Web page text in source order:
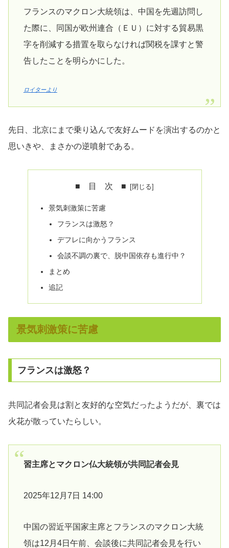
フランスのマクロン大統領は、中国を先週訪問し
た際に、同国が欧州連合（ＥＵ）に対する貿易黒
字を削減する措置を取らなければ関税を課すと警
告したことを明らかにした。
ロイターより
先日、北京にまで乗り込んで友好ムードを演出するのかと
思いきや、まさかの逆噴射である。
■ 目 次 ■
景気刺激策に苦慮
フランスは激怒？
デフレに向かうフランス
会談不調の裏で、脱中国依存も進行中？
まとめ
追記
景気刺激策に苦慮
フランスは激怒？
共同記者会見は割と友好的な空気だったようだが、裏では
火花が散っていたらしい。
習主席とマクロン仏大統領が共同記者会見
2025年12月7日 14:00
中国の習近平国家主席とフランスのマクロン大統
領は12月4日午前、会談後に共同記者会見を行い